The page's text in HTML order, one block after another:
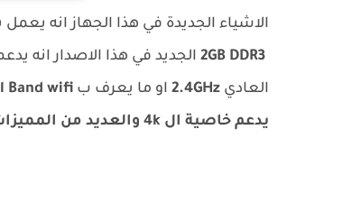
الاشياء الجديدة في هذا الجهاز انه
2GB DDR3 الجديد في هذا الاصدار انه
العادي 2.4GHz او ما يعرف ب Band wifi
يدعم خاصية ال 4k والعديد من المميزات الشبيهة لجهاز ال ECHOLINK V9 Pro